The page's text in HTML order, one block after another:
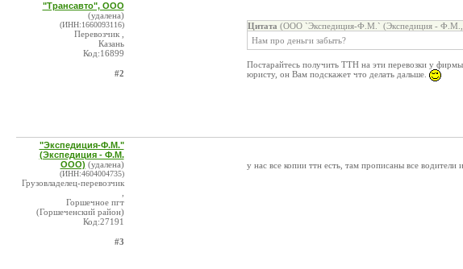
"Трансавто", ООО
(удалена)
(ИНН:1660093116)
Перевозчик ,
Казань
Код:16899
#2
Цитата (ООО `Экспедиция-Ф.М.` (Экспедиция -
Нам про деньги забыть?
Постарайтесь получить ТТН на эти перевозки у
юристу, он Вам подскажет что делать дальше.
"Экспедиция-Ф.М."
(Экспедиция - Ф.М.
ООО) (удалена)
(ИНН:4604004735)
Грузовладелец-перевозчик
Горшечное пгт
(Горшеченский район)
Код:27191
#3
у нас все копии ттн есть, там прописаны все водители